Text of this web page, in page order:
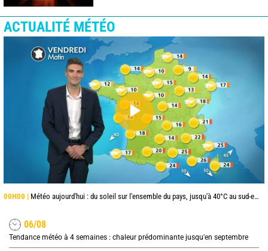
ACTUALITÉ MÉTÉO
00H00 | Météo aujourd'hui : du soleil sur l'ensemble du pays, jusqu'à 40°C au sud-est
06/08
Tendance météo à 4 semaines : chaleur prédominante jusqu'en septembre